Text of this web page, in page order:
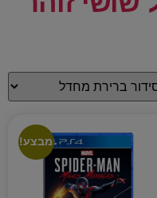
מבצע!